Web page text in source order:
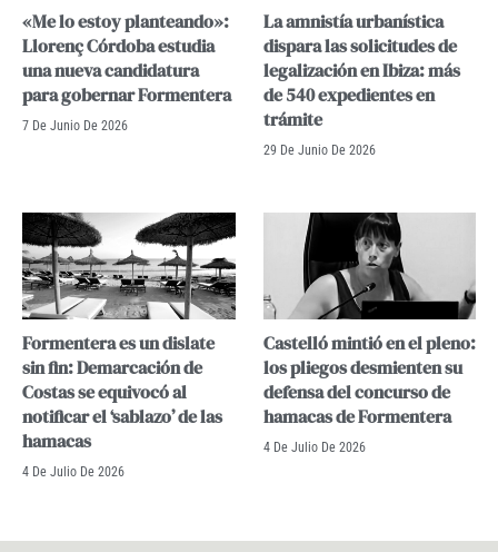
«Me lo estoy planteando»:
Llorenç Córdoba estudia
una nueva candidatura
para gobernar Formentera
7 De Junio De 2026
La amnistía urbanística
dispara las solicitudes de
legalización en Ibiza: más
de 540 expedientes en
trámite
29 De Junio De 2026
Formentera es un dislate
sin fin: Demarcación de
Costas se equivocó al
notificar el ‘sablazo’ de las
hamacas
4 De Julio De 2026
Castelló mintió en el pleno:
los pliegos desmienten su
defensa del concurso de
hamacas de Formentera
4 De Julio De 2026